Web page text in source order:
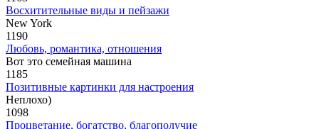
Восхитительные виды и пейзажи
New York
1190
Любовь, романтика, отношения
Вот это семейная машина
1185
Позитивные картинки для настроения
Неплохо)
1098
Процветание, богатство, благополучие